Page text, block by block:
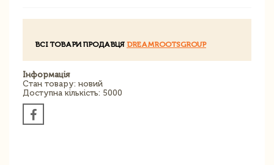
ВСІ ТОВАРИ ПРОДАВЦЯ DREAMROOTSGROUP
Інформація
Стан товару: новий
Доступна кількість: 5000